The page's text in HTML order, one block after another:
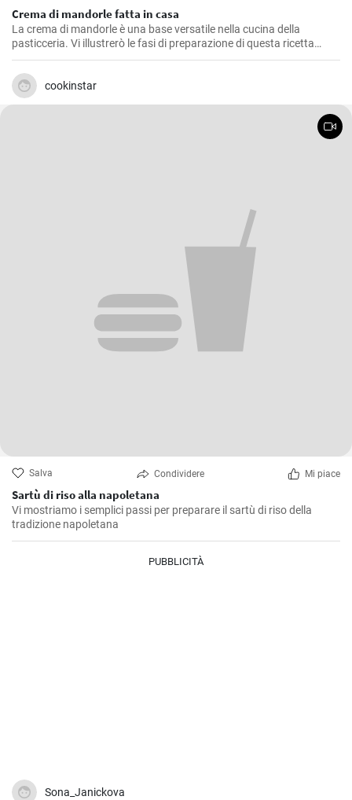
Crema di mandorle fatta in casa
La crema di mandorle è una base versatile nella cucina della
pasticceria. Vi illustrerò le fasi di preparazione di questa ricetta
semplice e versatile.
cookinstar
Salva Condividere Mi piace
Sartù di riso alla napoletana
Vi mostriamo i semplici passi per preparare il sartù di riso della
tradizione napoletana
PUBBLICITÀ
Sona_Janickova